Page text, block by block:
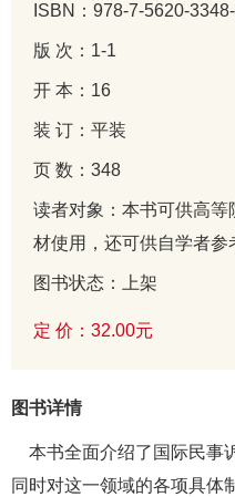
ISBN：978-7-5620-
版 次：1-1
开 本：16
装 订：平装
页 数：348
读者对象：本书可供高
材使用，还可供自学者参
图书状态：上架
定 价：32.00元
图书详情
本书全面介绍了国际民事
同时对这一领域的各项具体